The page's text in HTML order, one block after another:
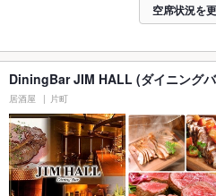
空席状況を
DiningBar JIM HALL (ダイニング
居酒屋 片町